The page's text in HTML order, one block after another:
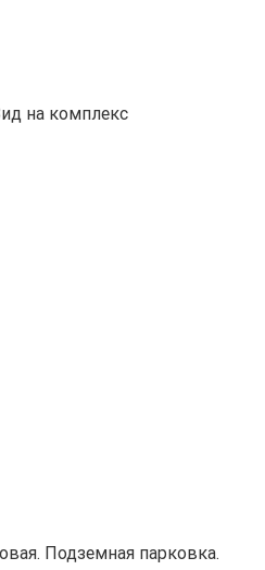
Подземная парковка.